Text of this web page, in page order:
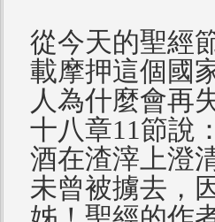
從今天的聖經
載摩押這個國
人為什麼會再
十八章11節說
酒在渣滓上澄
未曾被擄去，